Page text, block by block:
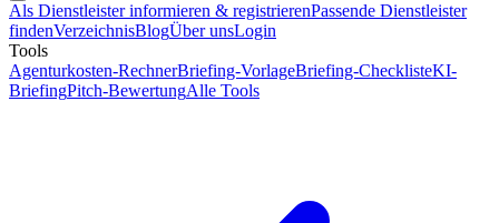
Als Dienstleister informieren & registrierenPassende Dienstleister
findenVerzeichnisBlogÜber unsLogin
Tools
Agenturkosten-RechnerBriefing-VorlageBriefing-ChecklisteKI-
BriefingPitch-BewertungAlle Tools